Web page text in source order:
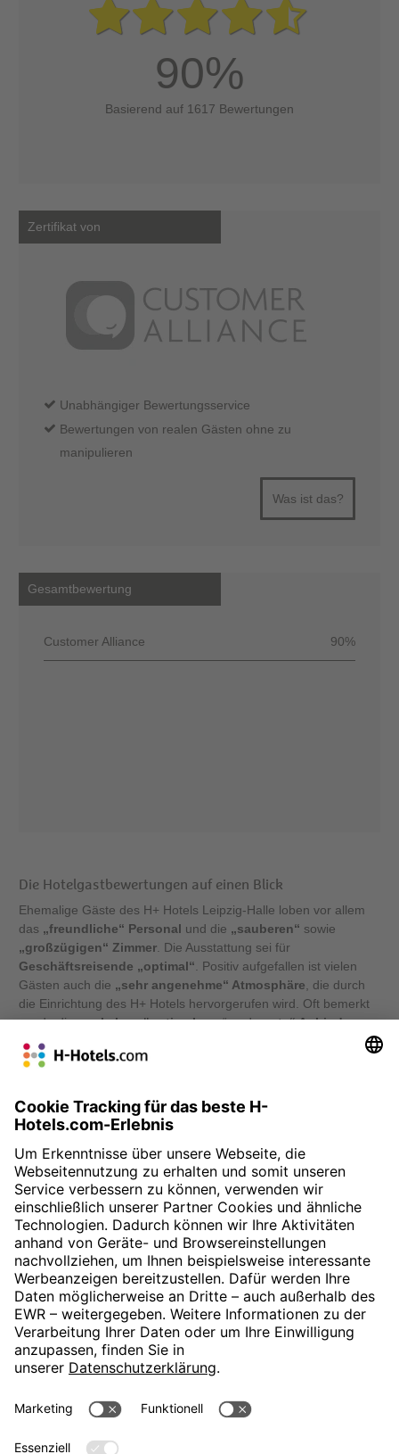
90%
Basierend auf 1617 Bewertungen
Zertifikat von
Unabhängiger Bewertungsservice
Bewertungen von realen Gästen ohne zu
manipulieren
Was ist das?
Gesamtbewertung
Customer Alliance 90%
Die Hotelgastbewertungen auf einen Blick
Ehemalige Gäste des H+ Hotels Leipzig-Halle loben vor allem
das „freundliche“ Personal und die „sauberen“ sowie
„großzügigen“ Zimmer. Die Ausstattung sei für
Geschäftsreisende „optimal“. Positiv aufgefallen ist vielen
Gästen auch die „sehr angenehme“ Atmosphäre, die durch
die Einrichtung des H+ Hotels hervorgerufen wird. Oft bemerkt
wurde die „verkehrsgünstige Lage“ und„gute“ Anbindung,
die ebenfalls vor allem für Businessreisende günstig erscheint.
Das Frühstücksbuffet wurde von vielen als „
sich die Gäste einig, sie haben auch dieses vorwiegend als
„sehr gut “ bewertet.
» Zur Buchung